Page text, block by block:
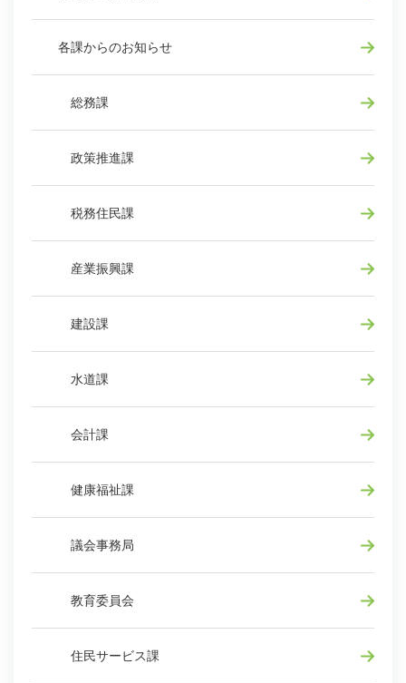
各課からのお知らせ
総務課
政策推進課
税務住民課
産業振興課
建設課
水道課
会計課
健康福祉課
議会事務局
教育委員会
住民サービス課